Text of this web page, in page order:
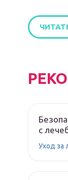
с
Уход за